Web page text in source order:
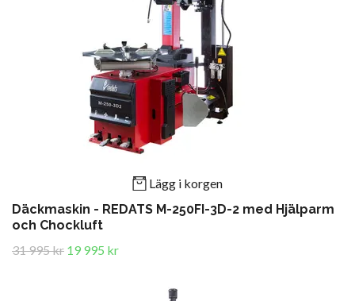
Lägg i korgen
Däckmaskin - REDATS M-250FI-3D-2 med Hjälparm
och Chockluft
31 995 kr 19 995 kr